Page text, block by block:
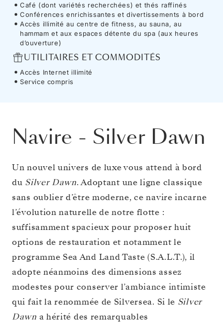
Café (dont variétés recherchées) et thés raffinés
Conférences enrichissantes et divertissements à bord
Accès illimité au centre de fitness, au sauna, au
hammam et aux espaces détente du spa (aux heures
d’ouverture)
UTILITAIRES ET COMMODITÉS
Accès Internet illimité
Service compris
Navire - Silver Dawn
Un nouvel univers de luxe vous attend à bord
du Silver Dawn. Adoptant une ligne classique
sans oublier d’être moderne, ce navire incarne
l’évolution naturelle de notre flotte :
suffisamment spacieux pour proposer huit
options de restauration et notamment le
programme Sea And Land Taste (S.A.L.T.), il
adopte néanmoins des dimensions assez
modestes pour conserver l’ambiance intimiste
qui fait la renommée de Silversea. Si le Silver
Dawn a hérité des remarquables